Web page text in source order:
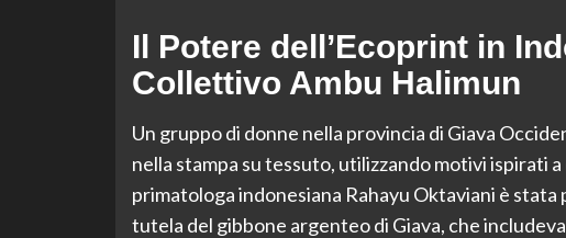
Il Potere dell’Ecoprint in
Collettivo Ambu Halimun
Un gruppo di donne nella provincia di Giava
nella stampa su tessuto, utilizzando motivi ispirati
primatologa indonesiana Rahayu Oktaviani è
tutela del gibbone argenteo di Giava, che